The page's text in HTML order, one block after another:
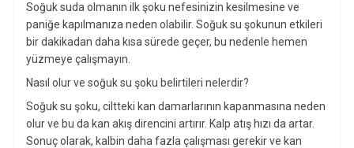
Soğuk suda olmanın ilk şoku nefesinizin kesilmesine ve
paniğe kapılmanıza neden olabilir. Soğuk su şokunun etkileri
bir dakikadan daha kısa sürede geçer, bu nedenle hemen
yüzmeye çalışmayın.
Nasıl olur ve soğuk su şoku belirtileri nelerdir?
Soğuk su şoku, ciltteki kan damarlarının kapanmasına neden
olur ve bu da kan akış direncini artırır. Kalp atış hızı da artar.
Sonuç olarak, kalbin daha fazla çalışması gerekir ve kan